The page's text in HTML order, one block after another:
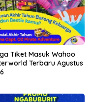
Tiket Masuk Wahoo
Terbaru Agustus